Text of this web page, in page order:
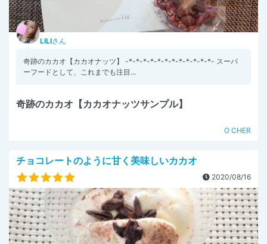
LILIさん
奇跡のカカオ【カカオナッツ】 -*-*-*-*-*-*-*-*-*-*-*-*- スーパ
ーフードとして、これまでも注目...
奇跡のカカオ【カカオナッツサンプル】
O CHER
チョコレートのように甘く美味しいカカオ
2020/08/16